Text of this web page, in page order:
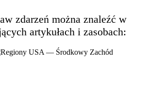
zdarzeń można znaleźć w
artykułach i zasobach: